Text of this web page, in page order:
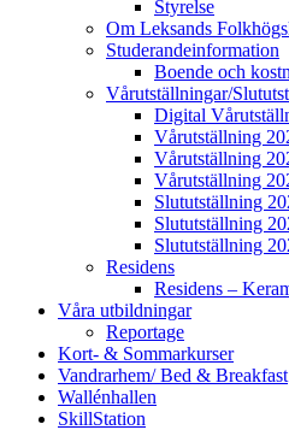
Styrelse
Om Leksands
Studerandeinformation
Boende och
Vårutställningar/
Digital
Vårutställning
Vårutställning
Vårutställning
Slututställning
Slututställning
Slututställning
Residens
Residens –
Våra utbildningar
Reportage
Kort- & Sommarkurser
Vandrarhem/ Bed & Breakfast
Wallénhallen
SkillStation